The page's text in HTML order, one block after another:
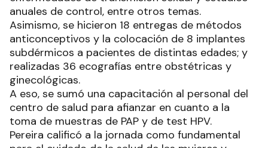
anuales de control, entre otros temas.
Asimismo, se hicieron 18 entregas de métodos
anticonceptivos y la colocación de 8 implantes
subdérmicos a pacientes de distintas edades; y
realizadas 36 ecografías entre obstétricas y
ginecológicas.
A eso, se sumó una capacitación al personal del
centro de salud para afianzar en cuanto a la
toma de muestras de PAP y de test HPV.
Pereira calificó a la jornada como fundamental